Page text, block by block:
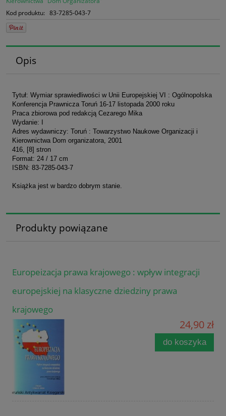
Kod produktu: 83-7285-043-7
Opis
Tytuł: Wymiar sprawiedliwości w Unii Europejskiej VI : Ogólnopolska
Konferencja Prawnicza Toruń 16-17 listopada 2000 roku
Praca zbiorowa pod redakcją Cezarego Mika
Wydanie: I
Adres wydawniczy: Toruń : Towarzystwo Naukowe Organizacji i
Kierownictwa Dom organizatora, 2001
416, [8] stron
Format: 24 / 17 cm
ISBN: 83-7285-043-7
Książka jest w bardzo dobrym stanie.
Produkty powiązane
Europeizacja prawa krajowego : wpływ integracji
europejskiej na klasyczne dziedziny prawa
krajowego
24,90 zł
do koszyka